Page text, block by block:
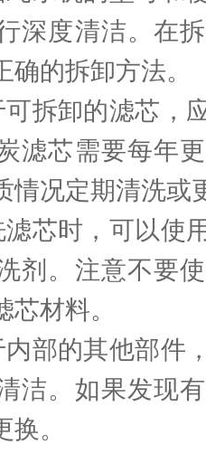
深度清洁。在
的拆卸方法。
卸的滤芯，应
滤芯需要每年
情况定期清洗或
时，可以使用
剂。注意不要
材料。
的其他部件，
洁。如果发现
。